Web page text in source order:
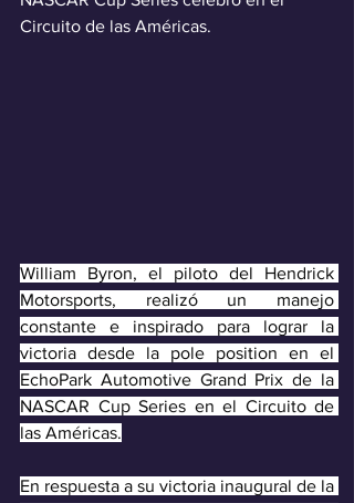
Circuito de las Américas.
William Byron, el piloto del Hendrick
Motorsports, realizó un manejo
constante e inspirado para lograr la
victoria desde la pole position en el
EchoPark Automotive Grand Prix de la
NASCAR Cup Series en el Circuito de
las Américas.
En respuesta a su victoria inaugural de la